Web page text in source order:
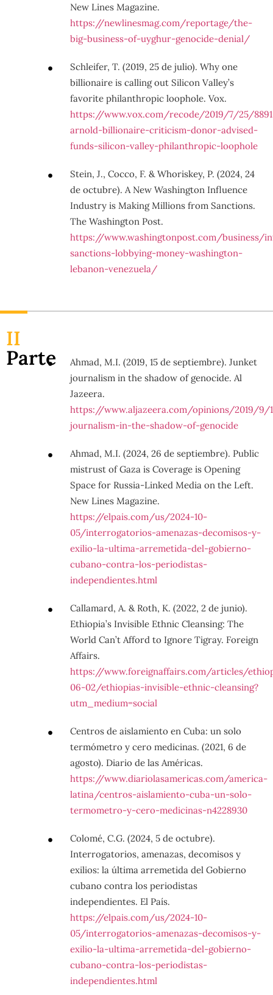
New Lines Magazine.
https://newlinesmag.com/reportage/the-
big-business-of-uyghur-genocide-denial/
Schleifer, T. (2019, 25 de julio). Why one
billionaire is calling out Silicon Valley’s
favorite philanthropic loophole. Vox.
https://www.vox.com/recode/2019/7/25/
arnold-billionaire-criticism-donor-advised-
funds-silicon-valley-philanthropic-loophole
Stein, J., Cocco, F. & Whoriskey, P. (2024, 24
de octubre). A New Washington Influence
Industry is Making Millions from Sanctions.
The Washington Post.
https://www.washingtonpost.com/business/
sanctions-lobbying-money-washington-
lebanon-venezuela/
II
Parte
Ahmad, M.I. (2019, 15 de septiembre). Junket
journalism in the shadow of genocide. Al
Jazeera.
https://www.aljazeera.com/opinions/2019/9/
journalism-in-the-shadow-of-genocide
Ahmad, M.I. (2024, 26 de septiembre). Public
mistrust of Gaza is Coverage is Opening
Space for Russia-Linked Media on the Left.
New Lines Magazine.
https://elpais.com/us/2024-10-
05/interrogatorios-amenazas-decomisos-y-
exilio-la-ultima-arremetida-del-gobierno-
cubano-contra-los-periodistas-
independientes.html
Callamard, A. & Roth, K. (2022, 2 de junio).
Ethiopia’s Invisible Ethnic Cleansing: The
World Can’t Afford to Ignore Tigray. Foreign
Affairs.
https://www.foreignaffairs.com/articles/
06-02/ethiopias-invisible-ethnic-cleansing?
utm_medium=social
Centros de aislamiento en Cuba: un solo
termómetro y cero medicinas. (2021, 6 de
agosto). Diario de las Américas.
https://www.diariolasamericas.com/america-
latina/centros-aislamiento-cuba-un-solo-
termometro-y-cero-medicinas-n4228930
Colomé, C.G. (2024, 5 de octubre).
Interrogatorios, amenazas, decomisos y
exilios: la última arremetida del Gobierno
cubano contra los periodistas
independientes. El País.
https://elpais.com/us/2024-10-
05/interrogatorios-amenazas-decomisos-y-
exilio-la-ultima-arremetida-del-gobierno-
cubano-contra-los-periodistas-
independientes.html